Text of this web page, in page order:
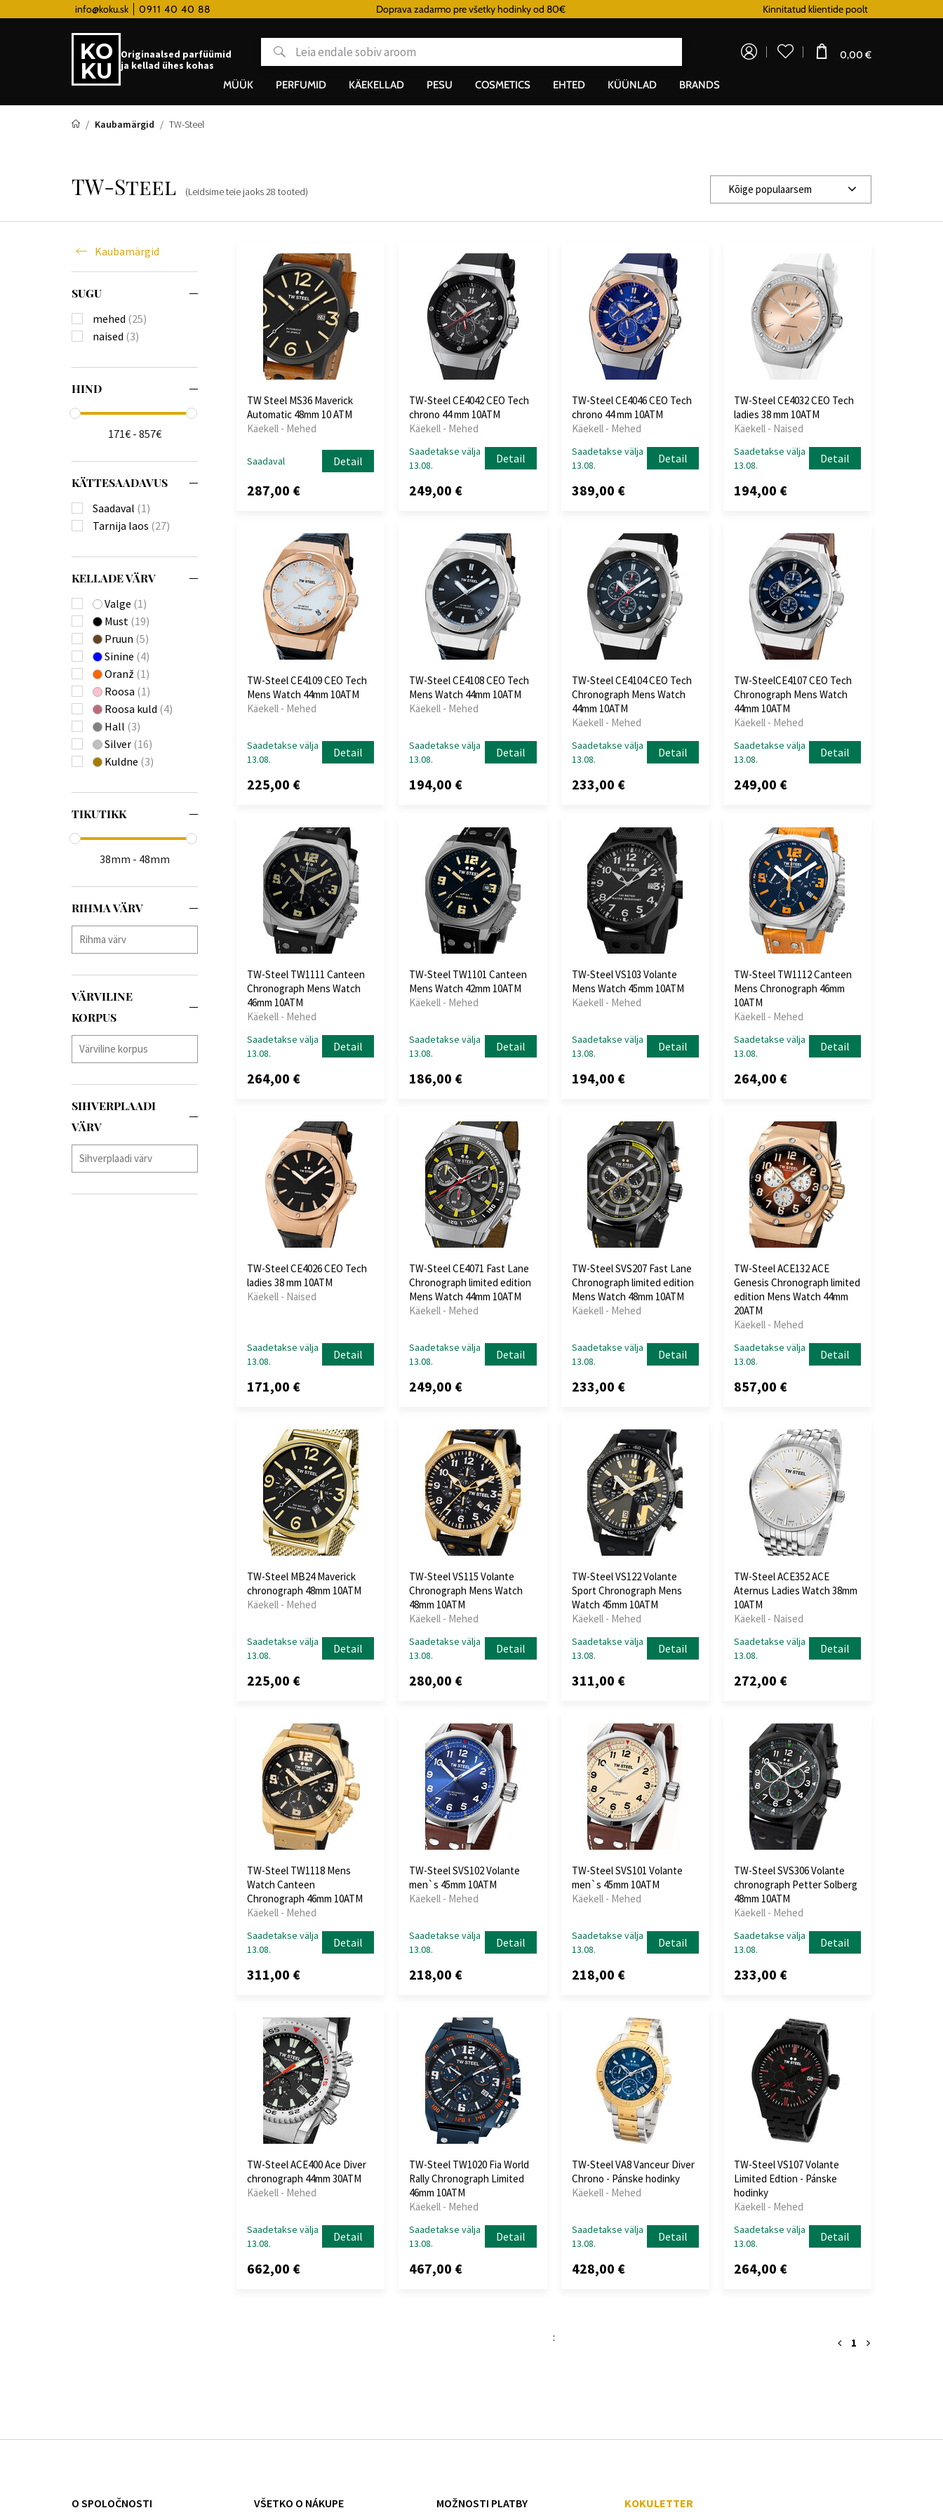
info@koku.sk 0911 40 40 88Lojaalsusprogramm Doprava zadarmo pre všetky hodinky od 80€ Kinnitatud klientide poolt
Originaalsed parfüümid
ja kellad ühes kohas
0,00 €
MÜÜK PERFUMID KÄEKELLAD PESU COSMETICS EHTED KÜÜNLAD BRANDS
Kaubamärgid TW-Steel
TW-Steel (Leidsime teie jaoks28 tooted) Kõige populaarsem
Kaubamärgid
SUGU
mehed (25)
naised (3)
HIND
171€ - 857€
KÄTTESAADAVUS
Saadaval (1)
Tarnija laos (27)
KELLADE VÄRV
Valge (1)
Must (19)
Pruun (5)
Sinine (4)
Oranž (1)
Roosa (1)
Roosa kuld (4)
Hall (3)
Silver (16)
Kuldne (3)
TIKUTIKK
38mm - 48mm
RIHMA VÄRV
VÄRVILINE
KORPUS
SIHVERPLAADI
VÄRV
TW Steel MS36 Maverick
Automatic 48mm 10 ATM
Käekell - Mehed
Saadaval Detail
287,00 €
TW-Steel CE4042 CEO Tech
chrono 44 mm 10ATM
Käekell - Mehed
Saadetakse välja
13.08.
Detail
249,00 €
TW-Steel CE4046 CEO Tech
chrono 44 mm 10ATM
Käekell - Mehed
Saadetakse välja
13.08.
Detail
389,00 €
TW-Steel CE4032 CEO Tech
ladies 38 mm 10ATM
Käekell - Naised
Saadetakse välja
13.08.
Detail
194,00 €
TW-Steel CE4109 CEO Tech
Mens Watch 44mm 10ATM
Käekell - Mehed
Saadetakse välja
13.08.
Detail
225,00 €
TW-Steel CE4108 CEO Tech
Mens Watch 44mm 10ATM
Käekell - Mehed
Saadetakse välja
13.08.
Detail
194,00 €
TW-Steel CE4104 CEO Tech
Chronograph Mens Watch
44mm 10ATM
Käekell - Mehed
Saadetakse välja
13.08.
Detail
233,00 €
TW-SteelCE4107 CEO Tech
Chronograph Mens Watch
44mm 10ATM
Käekell - Mehed
Saadetakse välja
13.08.
Detail
249,00 €
TW-Steel TW1111 Canteen
Chronograph Mens Watch
46mm 10ATM
Käekell - Mehed
Saadetakse välja
13.08.
Detail
264,00 €
TW-Steel TW1101 Canteen
Mens Watch 42mm 10ATM
Käekell - Mehed
Saadetakse välja
13.08.
Detail
186,00 €
TW-Steel VS103 Volante
Mens Watch 45mm 10ATM
Käekell - Mehed
Saadetakse välja
13.08.
Detail
194,00 €
TW-Steel TW1112 Canteen
Mens Chronograph 46mm
10ATM
Käekell - Mehed
Saadetakse välja
13.08.
Detail
264,00 €
TW-Steel CE4026 CEO Tech
ladies 38 mm 10ATM
Käekell - Naised
Saadetakse välja
13.08.
Detail
171,00 €
TW-Steel CE4071 Fast Lane
Chronograph limited edition
Mens Watch 44mm 10ATM
Käekell - Mehed
Saadetakse välja
13.08.
Detail
249,00 €
TW-Steel SVS207 Fast Lane
Chronograph limited edition
Mens Watch 48mm 10ATM
Käekell - Mehed
Saadetakse välja
13.08.
Detail
233,00 €
TW-Steel ACE132 ACE
Genesis Chronograph limited
edition Mens Watch 44mm
20ATM
Käekell - Mehed
Saadetakse välja
13.08.
Detail
857,00 €
TW-Steel MB24 Maverick
chronograph 48mm 10ATM
Käekell - Mehed
Saadetakse välja
13.08.
Detail
225,00 €
TW-Steel VS115 Volante
Chronograph Mens Watch
48mm 10ATM
Käekell - Mehed
Saadetakse välja
13.08.
Detail
280,00 €
TW-Steel VS122 Volante
Sport Chronograph Mens
Watch 45mm 10ATM
Käekell - Mehed
Saadetakse välja
13.08.
Detail
311,00 €
TW-Steel ACE352 ACE
Aternus Ladies Watch 38mm
10ATM
Käekell - Naised
Saadetakse välja
13.08.
Detail
272,00 €
TW-Steel TW1118 Mens
Watch Canteen
Chronograph 46mm 10ATM
Käekell - Mehed
Saadetakse välja
13.08.
Detail
311,00 €
TW-Steel SVS102 Volante
men`s 45mm 10ATM
Käekell - Mehed
Saadetakse välja
13.08.
Detail
218,00 €
TW-Steel SVS101 Volante
men`s 45mm 10ATM
Käekell - Mehed
Saadetakse välja
13.08.
Detail
218,00 €
TW-Steel SVS306 Volante
chronograph Petter Solberg
48mm 10ATM
Käekell - Mehed
Saadetakse välja
13.08.
Detail
233,00 €
TW-Steel ACE400 Ace Diver
chronograph 44mm 30ATM
Käekell - Mehed
Saadetakse välja
13.08.
Detail
662,00 €
TW-Steel TW1020 Fia World
Rally Chronograph Limited
46mm 10ATM
Käekell - Mehed
Saadetakse välja
13.08.
Detail
467,00 €
TW-Steel VA8 Vanceur Diver
Chrono - Pánske hodinky
Käekell - Mehed
Saadetakse välja
13.08.
Detail
428,00 €
TW-Steel VS107 Volante
Limited Edtion - Pánske
hodinky
Käekell - Mehed
Saadetakse välja
13.08.
Detail
264,00 €
: 1
O SPOLOČNOSTI VŠETKO O NÁKUPE MOŽNOSTI PLATBY KOKULETTER